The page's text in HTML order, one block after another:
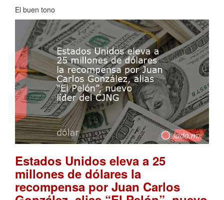
El buen tono
Estados Unidos eleva a 25
millones de dólares la
recompensa por Juan Carlos